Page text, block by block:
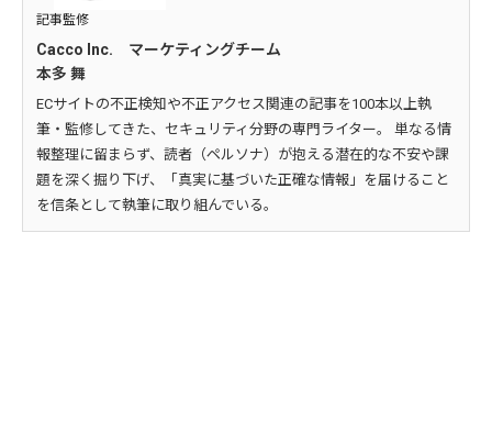
記事監修
Cacco Inc. マーケティングチーム
本多 舞
ECサイトの不正検知や不正アクセス関連の記事を100本以上執
筆・監修してきた、セキュリティ分野の専門ライター。 単なる情
報整理に留まらず、読者（ペルソナ）が抱える潜在的な不安や課
題を深く掘り下げ、「真実に基づいた正確な情報」を届けること
を信条として執筆に取り組んでいる。